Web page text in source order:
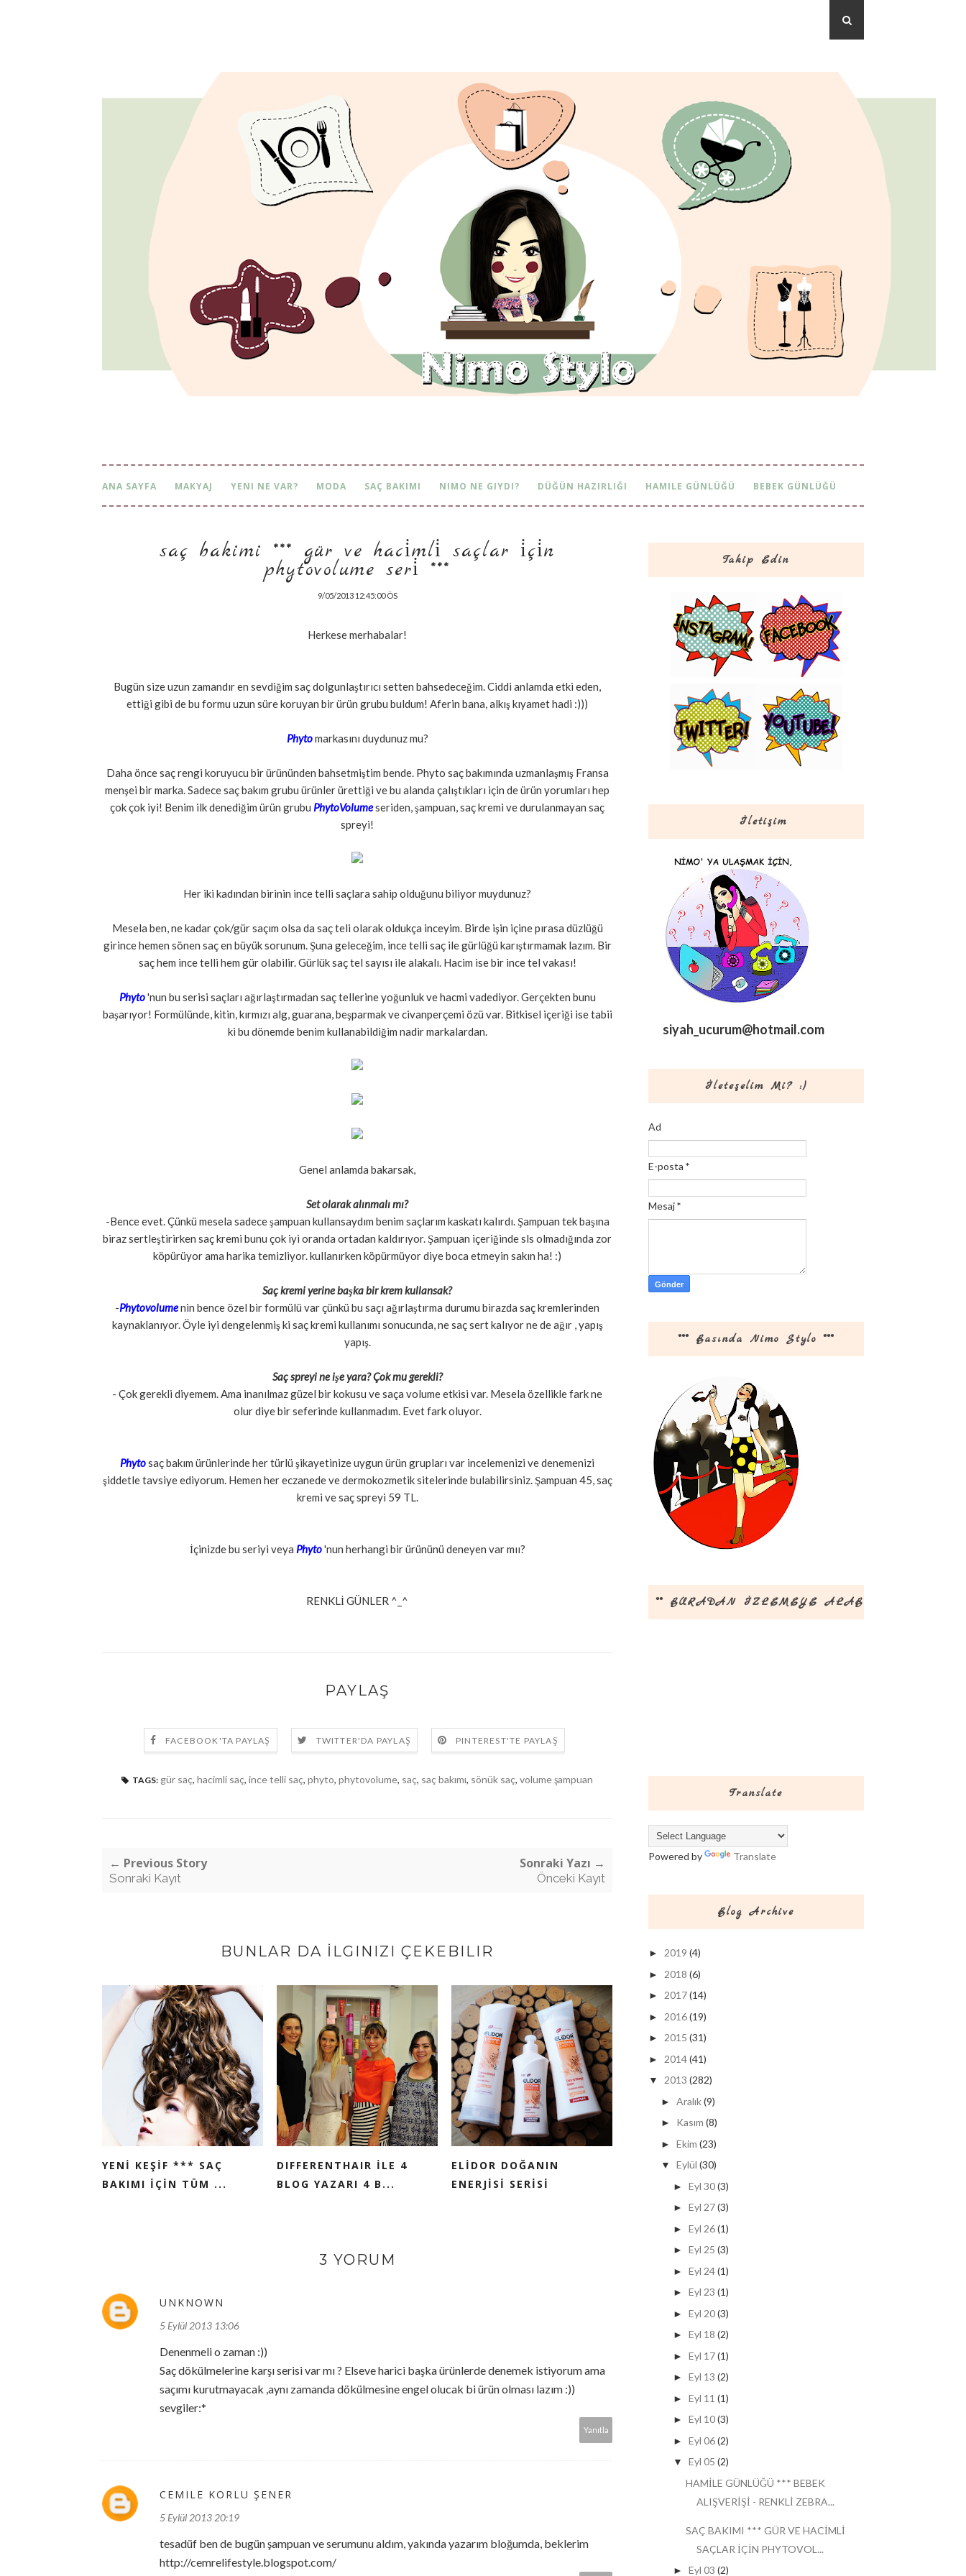
ANA SAYFA MAKYAJ YENI NE VAR? MODA SAÇ BAKIMI NIMO NE GIYDI? DÜĞÜN HAZIRLIĞI HAMILE GÜNLÜĞÜ BEBEK GÜNLÜĞÜ
saç bakimi *** gür ve haci̇mli̇ saçlar i̇çi̇n phyt
ovolume seri̇ ***
9/05/2013 12:45:00 ÖS
Herkese merhabalar!
Bugün size uzun zamandır en sevdiğim saç dolgunlaştırıcı setten bahsedeceğim. Ciddi anlamda etki eden,
ettiği gibi de bu formu uzun süre koruyan bir ürün grubu buldum! Aferin bana, alkış kıyamet hadi :)))
Phytomarkasını duydunuz mu?
Daha önce saç rengi koruyucu bir ürününden bahsetmiştim bende. Phyto saç bakımında uzmanlaşmış Fransa
menşei bir marka. Sadece saç bakım grubu ürünler ürettiği ve bu alanda çalıştıkları için de ürün yorumları hep
çok çok iyi! Benim ilk denediğim ürün grubu PhytoVolumeseriden, şampuan, saç kremi ve durulanmayan saç
spreyi!
Her iki kadından birinin ince telli saçlara sahip olduğunu biliyor muydunuz?
Mesela ben, ne kadar çok/gür saçım olsa da saç teli olarak oldukça inceyim. Birde işin içine pırasa düzlüğü
girince hemen sönen saç en büyük sorunum. Şuna geleceğim, ince telli saç ile gürlüğü karıştırmamak lazım. Bir
saç hem ince telli hem gür olabilir. Gürlük saç tel sayısı ile alakalı. Hacim ise bir ince tel vakası!
Phyto'nun bu serisi saçları ağırlaştırmadan saç tellerine yoğunluk ve hacmi vadediyor. Gerçekten bunu
başarıyor! Formülünde, kitin, kırmızı alg, guarana, beşparmak ve civanperçemi özü var. Bitkisel içeriği ise tabii
ki bu dönemde benim kullanabildiğim nadir markalardan.
Genel anlamda bakarsak,
Set olarak alınmalı mı?
-Bence evet. Çünkü mesela sadece şampuan kullansaydım benim saçlarım kaskatı kalırdı. Şampuan tek başına
biraz sertleştirirken saç kremi bunu çok iyi oranda ortadan kaldırıyor. Şampuan içeriğinde sls olmadığında zor
köpürüyor ama harika temizliyor. kullanırken köpürmüyor diye boca etmeyin sakın ha! :)
Saç kremi yerine başka bir krem kullansak?
-Phytovolumenin bence özel bir formülü var çünkü bu saçı ağırlaştırma durumu birazda saç kremlerinden
kaynaklanıyor. Öyle iyi dengelenmiş ki saç kremi kullanımı sonucunda, ne saç sert kalıyor ne de ağır , yapış
yapış.
Saç spreyi ne işe yara? Çok mu gerekli?
- Çok gerekli diyemem. Ama inanılmaz güzel bir kokusu ve saça volume etkisi var. Mesela özellikle fark ne
olur diye bir seferinde kullanmadım. Evet fark oluyor.
Phytosaç bakım ürünlerinde her türlü şikayetinize uygun ürün grupları var incelemenizi ve denemenizi
şiddetle tavsiye ediyorum. Hemen her eczanede ve dermokozmetik sitelerinde bulabilirsiniz. Şampuan 45, saç
kremi ve saç spreyi 59 TL.
İçinizde bu seriyi veya Phyto'nun herhangi bir ürününü deneyen var mıı?
RENKLİ GÜNLER ^_^
PAYLAŞ
FACEBOOK'TA PAYLAŞ TWITTER'DA PAYLAŞ PINTEREST'TE PAYLAŞ
TAGS: gür saç, hacimli saç, ince telli saç, phyto, phytovolume, saç, saç bakımı, sönük saç, volume şampuan
← Previous Story
Sonraki Kayıt
Sonraki Yazı →
Önceki Kayıt
BUNLAR DA İLGINIZI ÇEKEBILIR
YENİ KEŞİF *** SAÇ
BAKIMI İÇİN TÜM ...
DIFFERENTHAIR İLE 4
BLOG YAZARI 4 B...
ELİDOR DOĞANIN
ENERJİSİ SERİSİ
3 YORUM
UNKNOWN
5 Eylül 2013 13:06
Denenmeli o zaman :))
Saç dökülmelerine karşı serisi var mı ? Elseve harici başka ürünlerde denemek istiyorum ama
saçımı kurutmayacak ,aynı zamanda dökülmesine engel olucak bi ürün olması lazım :))
sevgiler:*
Yanıtla
CEMILE KORLU ŞENER
5 Eylül 2013 20:19
tesadüf ben de bugün şampuan ve serumunu aldım, yakında yazarım bloğumda, beklerim
http://cemrelifestyle.blogspot.com/
Takip Edin
İletişim
siyah_ucurum@hotmail.com
İleteşelim Mi? :)
Ad
E-posta *
Mesaj*
*** Basında Nimo Stylo ***
** BURADAN İZLEMEYE ALABİLİRSİNİZ **
Translate
Powered by Translate
Blog Archive
► 2019 (4)
► 2018 (6)
► 2017(14)
► 2016(19)
► 2015 (31)
► 2014(41)
▼ 2013 (282)
► Aralık(9)
► Kasım (8)
► Ekim (23)
▼ Eylül (30)
► Eyl 30 (3)
► Eyl 27 (3)
► Eyl 26 (1)
► Eyl 25 (3)
► Eyl 24 (1)
► Eyl 23 (1)
► Eyl 20 (3)
► Eyl 18 (2)
► Eyl 17 (1)
► Eyl 13 (2)
► Eyl 11 (1)
► Eyl 10 (3)
► Eyl 06 (2)
▼ Eyl 05 (2)
HAMİLE GÜNLÜĞÜ *** BEBEK
ALIŞVERİŞİ - RENKLİ ZEBRA...
SAÇ BAKIMI *** GÜR VE HACİMLİ
SAÇLAR İÇİN PHYTOVOL...
► Eyl 03 (2)